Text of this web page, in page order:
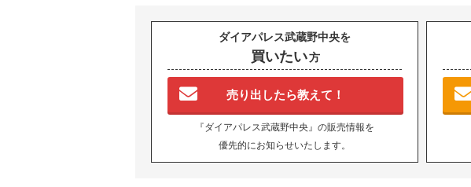
ダイアパレス武蔵野中央を
買いたい方
売り出したら教えて！
『ダイアパレス武蔵野中央』の販売情報を
優先的にお知らせいたします。